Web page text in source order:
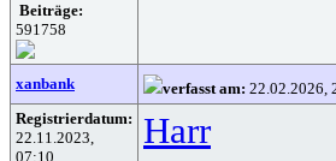
Beiträge:
591758
xanbank verfasst am: 22.02.2026,
Registrierdatum:
22.11.2023,
07:10
Harr